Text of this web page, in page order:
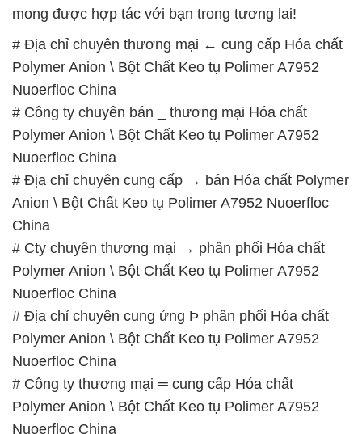
# Công ty chuyên bán _ thương mại Hóa chất
Polymer Anion \ Bột Chất Keo tụ Polimer A7952
Nuoerfloc China
# Địa chỉ chuyên cung cấp → bán Hóa chất Polymer
Anion \ Bột Chất Keo tụ Polimer A7952 Nuoerfloc
China
# Cty chuyên thương mại → phân phối Hóa chất
Polymer Anion \ Bột Chất Keo tụ Polimer A7952
Nuoerfloc China
# Địa chỉ chuyên cung ứng Þ phân phối Hóa chất
Polymer Anion \ Bột Chất Keo tụ Polimer A7952
Nuoerfloc China
# Công ty thương mại ═ cung cấp Hóa chất
Polymer Anion \ Bột Chất Keo tụ Polimer A7952
Nuoerfloc China
# Địa chỉ chuyên bán › cung ứng Hóa chất Polymer
Anion \ Bột Chất Keo tụ Polimer A7952 Nuoerfloc
China
# Cty chuyên cung cấp > thương mại Hóa chất